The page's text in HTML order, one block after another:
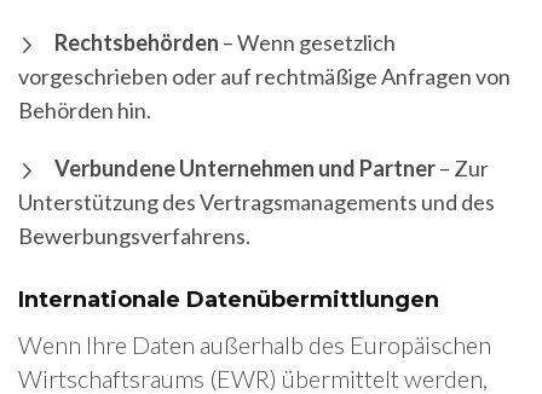
Rechtsbehörden – Wenn gesetzlich
vorgeschrieben oder auf rechtmäßige Anfragen von
Behörden hin.
Verbundene Unternehmen und Partner– Zur
Unterstützung des Vertragsmanagements und des
Bewerbungsverfahrens.
Internationale Datenübermittlungen
Wenn Ihre Daten außerhalb des Europäischen
Wirtschaftsraums (EWR) übermittelt werden,